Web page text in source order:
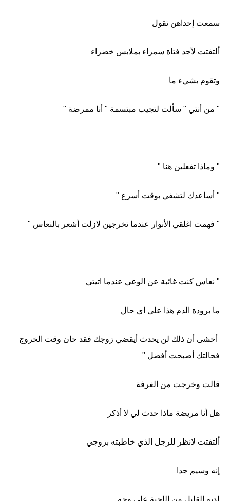
سمعت إحداهن تقول
ألتفتت لأجد فتاة سمراء بملابس خضراء
وتقوم بشيء ما
" من أنتي " سألت لتجيب مبتسمة " أنا ممرضة "
" وماذا تفعلين هنا "
" أساعدك لتشفي بوقت أسرع "
" فهمت اغلقي الأنوار عندما تخرجين لازلت أشعر بالنعاس "
" نعاس كنت غائبة عن الوعي عندما اتيتي
ما برودة الدم هذا على اي حال
أخشى أن ذلك لن يحدث أيقضي زوجك فقد حان وقت الخروج
فحالتك أصبحت أفضل "
قالت وخرجت من الغرفة
هل أنا مريضة ماذا حدث لي لا أذكر
ألتفتت لانظر للرجل الذي خاطبته بزوجي
إنه وسيم جدا
لديه القليل من اللحية على وجه